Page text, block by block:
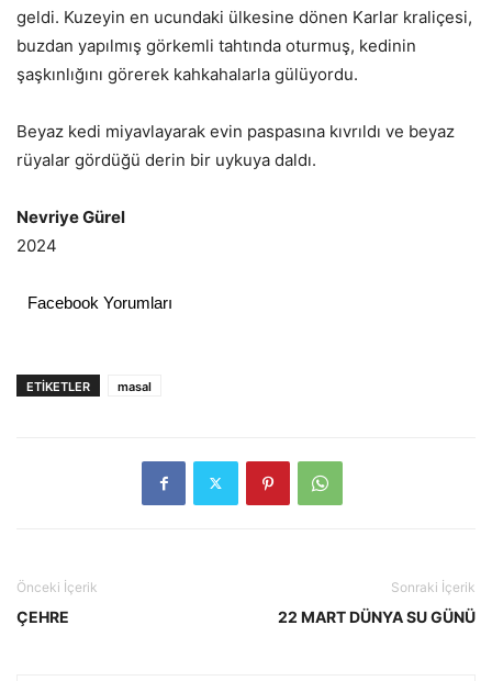
geldi. Kuzeyin en ucundaki ülkesine dönen Karlar kraliçesi,
buzdan yapılmış görkemli tahtında oturmuş, kedinin
şaşkınlığını görerek kahkahalarla gülüyordu.
Beyaz kedi miyavlayarak evin paspasına kıvrıldı ve beyaz
rüyalar gördüğü derin bir uykuya daldı.
Nevriye Gürel
2024
Facebook Yorumları
ETIKETLER masal
Önceki İçerik
ÇEHRE
Sonraki İçerik
22 MART DÜNYA SU GÜNÜ